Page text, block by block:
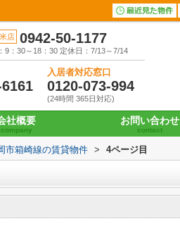
店 0942-50-1177
9：30～18：30 定休日：7/13～7/14
入居者対応窓口
0120-073-994
(24時間 365日対応)
社概要
company
お問い合わせ
contact
市箱崎線の賃貸物件 > 4ページ目